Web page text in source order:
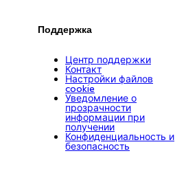
Поддержка
Центр поддержки
Контакт
Настройки файлов
cookie
Уведомление о
прозрачности
информации при
получении
Конфиденциальность и
безопасность